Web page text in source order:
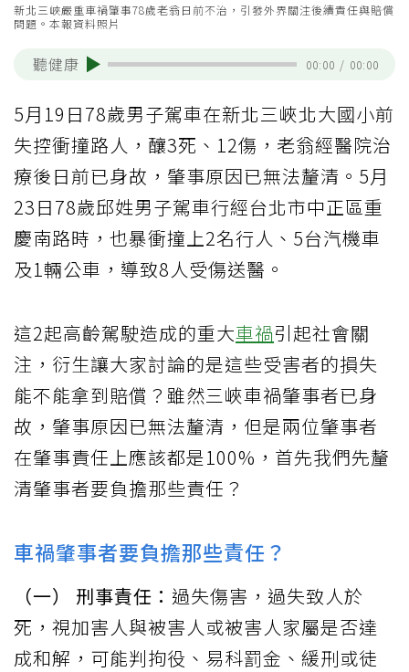
新北三峽嚴重車禍肇事78歲老翁日前不治，引發外界關注後續責任與賠償
問題。本報資料照片
聽健康 00:00 / 00:00
5月19日78歲男子駕車在新北三峽北大國小前
失控衝撞路人，釀3死、12傷，老翁經醫院治
療後日前已身故，肇事原因已無法釐清。5月
23日78歲邱姓男子駕車行經台北市中正區重
慶南路時，也暴衝撞上2名行人、5台汽機車
及1輛公車，導致8人受傷送醫。
這2起高齡駕駛造成的重大車禍引起社會關
注，衍生讓大家討論的是這些受害者的損失
能不能拿到賠償？雖然三峽車禍肇事者已身
故，肇事原因已無法釐清，但是兩位肇事者
在肇事責任上應該都是100%，首先我們先釐
清肇事者要負擔那些責任？
車禍肇事者要負擔那些責任？
（一） 刑事責任： 過失傷害，過失致人於
死，視加害人與被害人或被害人家屬是否達
成和解，可能判拘役、易科罰金、緩刑或徒